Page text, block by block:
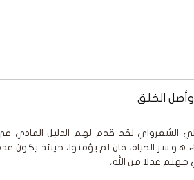
وأصل الخلق
الشعرواي لقد قدم لهم الدليل المادي
هو سر الحياة، فان لم يؤمنوا، حينئذ يكون
عدلا من الله،